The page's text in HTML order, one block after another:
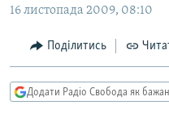
Перейти
до
пошуку
ЕКОНОМІКА
СУСПІЛЬСТВО
РОСІЙСЬКА «ФІЛЬТРАЦІЯ»
ДОНБАС.РЕАЛІЇ
ТИ ЯК?
16 листопада 2009, 08:10
Поділитись
Додати Радіо Свобода як